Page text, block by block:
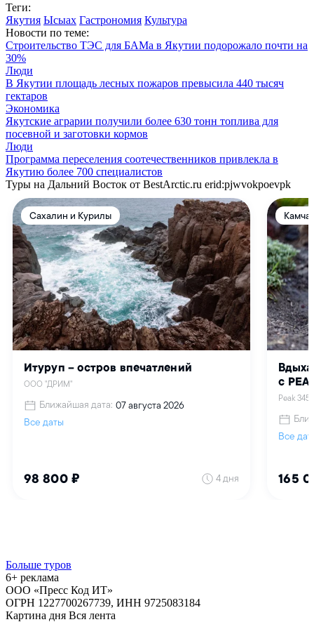
Теги:
Якутия Ысыах Гастрономия Культура
Новости по теме:
Строительство ТЭС для БАМа в Якутии подорожало почти на
30%
Люди
В Якутии площадь лесных пожаров превысила 440 тысяч
гектаров
Экономика
Якутские аграрии получили более 630 тонн топлива для
посевной и заготовки кормов
Люди
Программа переселения соотечественников привлекла в
Якутию более 700 специалистов
Туры на Дальний Восток от BestArctic.ru erid:pjwvokpoevpk
Больше туров
6+ реклама
ООО «Пресс Код ИТ»
ОГРН 1227700267739, ИНН 9725083184
Картина дня Вся лента